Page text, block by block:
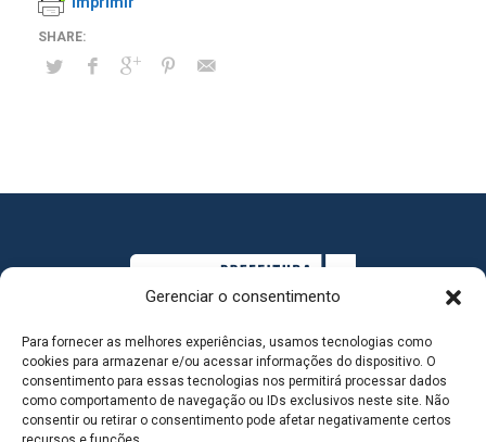
Gerenciar o consentimento
Para fornecer as melhores experiências, usamos tecnologias como
cookies para armazenar e/ou acessar informações do dispositivo. O
consentimento para essas tecnologias nos permitirá processar dados
como comportamento de navegação ou IDs exclusivos neste site. Não
consentir ou retirar o consentimento pode afetar negativamente certos
MAPA DO SITE